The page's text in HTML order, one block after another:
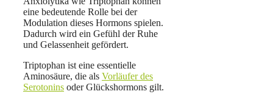
eine bedeutende Rolle bei der
Modulation dieses Hormons spielen.
Dadurch wird ein Gefühl der Ruhe
und Gelassenheit gefördert.
Triptophan ist eine essentielle
Aminosäure, die als Vorläufer des
Serotonins oder Glückshormons gilt.